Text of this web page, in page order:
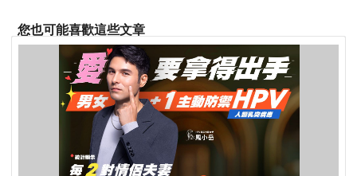
您也可能喜歡這些文章